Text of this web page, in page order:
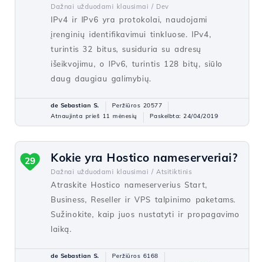
Dažnai užduodami klausimai / Dev
IPv4 ir IPv6 yra protokolai, naudojami
įrenginių identifikavimui tinkluose. IPv4,
turintis 32 bitus, susiduria su adresų
išeikvojimu, o IPv6, turintis 128 bitų, siūlo
daug daugiau galimybių.
de Sebastian S.
Peržiūros 20577
Atnaujinta prieš 11 mėnesių
Paskelbta: 24/04/2019
Kokie yra Hostico nameserveriai?
Dažnai užduodami klausimai / Atsitiktinis
Atraskite Hostico nameserverius Start,
Business, Reseller ir VPS talpinimo paketams.
Sužinokite, kaip juos nustatyti ir propagavimo
laiką.
29
de Sebastian S.
Peržiūros 6168